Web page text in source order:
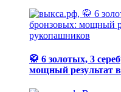
🥋 6 золотых, 3
мощный результат